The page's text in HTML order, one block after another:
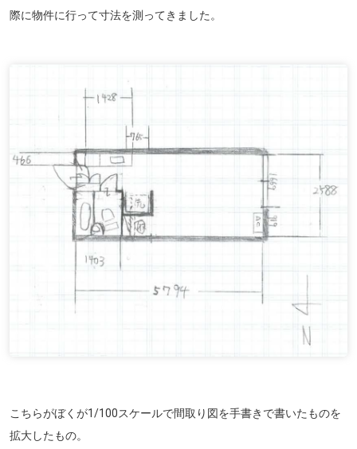
際に物件に行って寸法を測ってきました。
こちらがぼくが1/100スケールで間取り図を手書きで書いたものを
拡大したもの。